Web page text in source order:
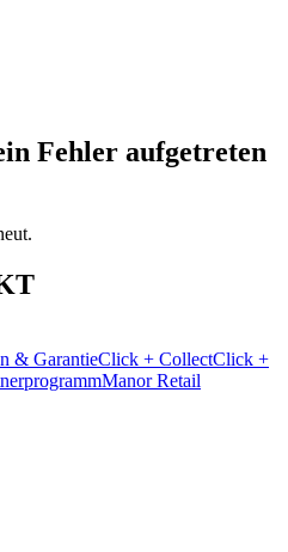
Fehler aufgetreten
& GarantieClick + CollectClick +
Manor Retail